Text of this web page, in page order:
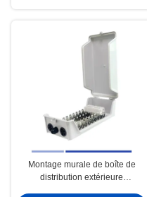
Montage murale de boîte de
distribution extérieure